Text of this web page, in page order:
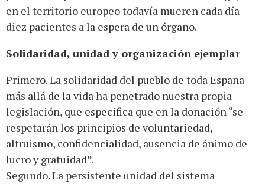
en el territorio europeo todavía mueren cada día
diez pacientes a la espera de un órgano.
Solidaridad, unidad y organización ejemplar
Primero. La solidaridad del pueblo de toda España
más allá de la vida ha penetrado nuestra propia
legislación, que especifica que en la donación “se
respetarán los principios de voluntariedad,
altruismo, confidencialidad, ausencia de ánimo de
lucro y gratuidad”.
Segundo. La persistente unidad del sistema